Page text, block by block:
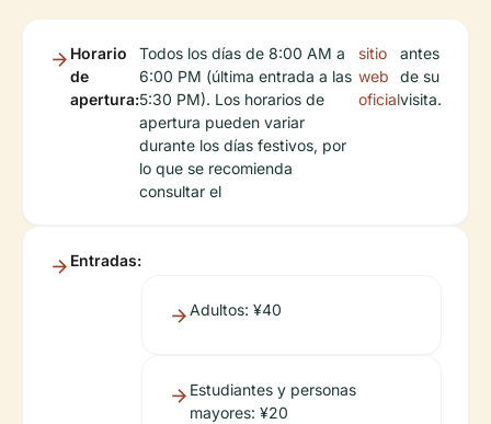
Horario
de
apertura:
Todos los días de 8:00 AM a
6:00 PM (última entrada a las
5:30 PM). Los horarios de
apertura pueden variar
durante los días festivos, por
lo que se recomienda
consultar el
sitio
web
oficial
antes
de su
visita.
Entradas:
Adultos: ¥40
Estudiantes y personas
mayores: ¥20